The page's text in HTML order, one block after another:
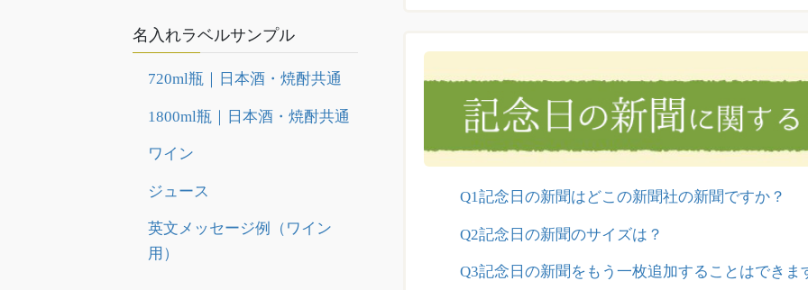
Q1記念日の新聞はどこの新聞社の新聞ですか？
Q2記念日の新聞のサイズは？
Q3記念日の新聞をもう一枚追加することはできま
名入れラベルサンプル
720ml瓶｜日本酒・焼酎共通
1800ml瓶｜日本酒・焼酎共通
ワイン
ジュース
英文メッセージ例（ワイン
用）